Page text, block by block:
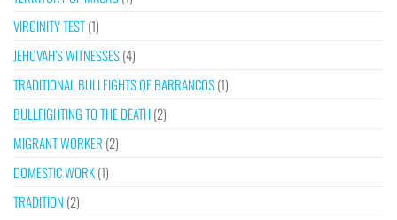
VIRGINITY TEST(1)
JEHOVAH’S WITNESSES(4)
TRADITIONAL BULLFIGHTS OF BARRANCOS(1)
BULLFIGHTING TO THE DEATH(2)
MIGRANT WORKER (2)
DOMESTIC WORK(1)
TRADITION (2)